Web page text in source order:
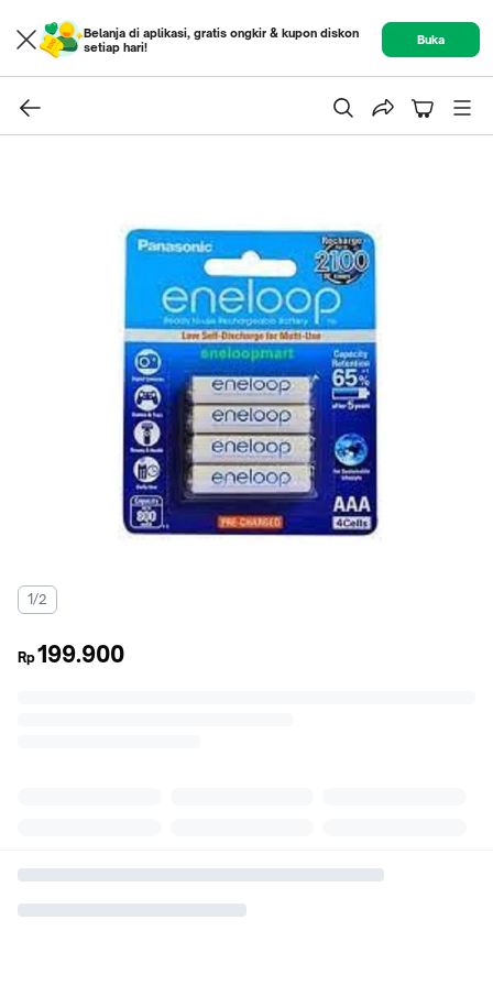
Belanja di aplikasi, gratis ongkir & kupon diskon
setiap hari!
Buka
1/2
Rp199.900